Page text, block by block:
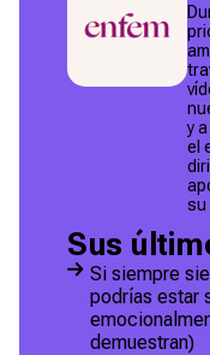
y
el
su
Sus
Si siempre
podrías estar
demuestran)